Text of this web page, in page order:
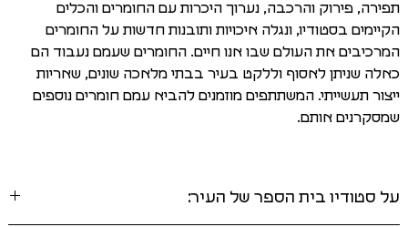
תפירה, פירוק והרכבה, נערוך היכרות עם החומרים והכלים
הקיימים בסטודיו, ונגלה איכויות ותובנות חדשות על החומרים
המרכיבים את העולם שבו אנו חיים. החומרים שעמם נעבוד הם
כאלה שניתן לאסוף וללקט בעיר בבתי מלאכה שונים, שאריות
ייצור תעשייתי. המשתתפים מוזמנים להביא עמם חומרים נוספים
שמסקרנים אותם.
על סטודיו בית הספר של העיר: